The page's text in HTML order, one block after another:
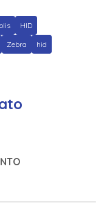
HID
Zebra hid